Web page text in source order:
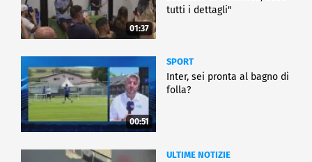
01:37
tutti i dettagli"
00:51
SPORT
Inter, sei pronta al bagno di
folla?
ULTIME NOTIZIE